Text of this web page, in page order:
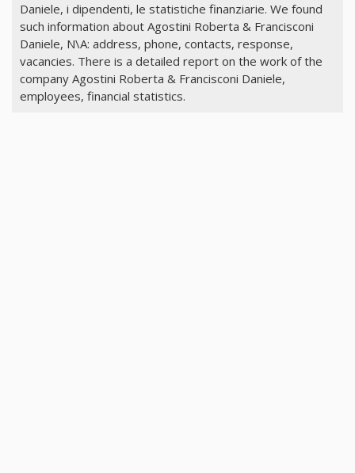
Daniele, i dipendenti, le statistiche finanziarie. We found
such information about Agostini Roberta & Francisconi
Daniele, N\A: address, phone, contacts, response,
vacancies. There is a detailed report on the work of the
company Agostini Roberta & Francisconi Daniele,
employees, financial statistics.